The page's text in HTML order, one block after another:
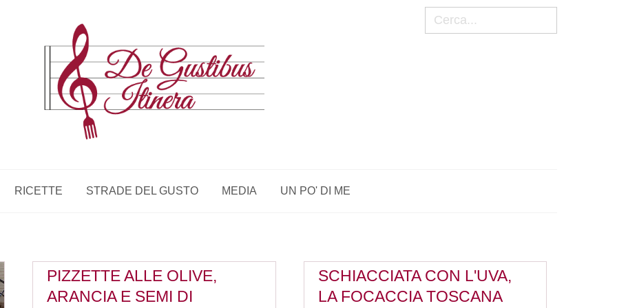
RICETTE STRADE DEL GUSTO MEDIA UN PO' DI ME
PIZZETTE ALLE OLIVE,
ARANCIA E SEMI DI
SCHIACCIATA CON L'UVA,
LA FOCACCIA TOSCANA